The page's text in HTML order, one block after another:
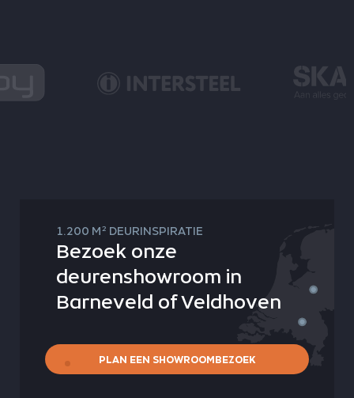
1.200 M2 DEURINSPIRATIE
Bezoek onze
deurenshowroom in
Barneveld of Veldhoven
PLAN EEN SHOWROOMBEZOEK